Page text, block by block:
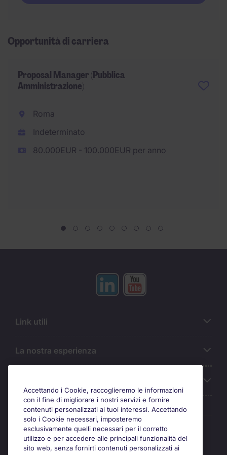
Opportunità di carriera
Proposal Manager (Pubblica
Amministrazione)
Roma
Indeterminato
80.000EUR - 100.000EUR per anno
Link utili
La nostra esperienza
Awards
Accettando i Cookie, raccoglieremo le informazioni
con il fine di migliorare i nostri servizi e fornire
contenuti personalizzati ai tuoi interessi. Accettando
solo i Cookie necessari, imposteremo
esclusivamente quelli necessari per il corretto
utilizzo e per accedere alle principali funzionalità del
sito web, senza fornirti contenuti personalizzati ai